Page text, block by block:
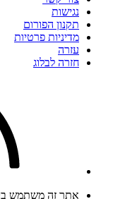
נגישות
תקנון הפורום
מדיניות פרטיות
עזרה
חזרה לבלוג
אתר זה משתמש